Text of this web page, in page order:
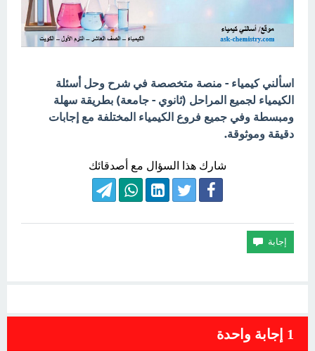
اسألني كيمياء - منصة متخصصة في شرح وحل أسئلة
الكيمياء لجميع المراحل (ثانوي - جامعة) بطريقة سهلة
ومبسطة وفي جميع فروع الكيمياء المختلفة مع إجابات
دقيقة وموثوقة.
شارك هذا السؤال مع أصدقائك
1 إجابة واحدة